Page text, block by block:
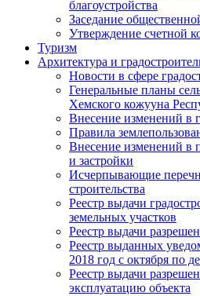
благоустройства
Заседание
Утверждение счетной
Туризм
Архитектура и
Новости в сфере
Генеральные планы
Хемского кожууна
Внесение изменений в
Правила
Внесение изменений в
и застройки
Исчерпывающие
строительства
Реестр выдачи
земельных участков
Реестр выдачи
Реестр выданных
2018 год с октября по
Реестр выдачи
эксплуатацию объекта